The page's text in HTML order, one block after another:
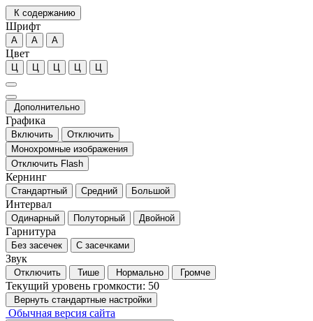
К содержанию
Шрифт
А А А
Цвет
Ц Ц Ц Ц Ц
Дополнительно
Графика
Включить
Отключить
Монохромные изображения
Отключить Flash
Кернинг
Стандартный Средний Большой
Интервал
Одинарный Полуторный Двойной
Гарнитура
Без засечек С засечками
Звук
Отключить Тише Нормально Громче
Текущий уровень громкости: 50
Вернуть стандартные настройки
Обычная версия сайта